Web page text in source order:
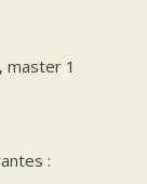
master 1
: